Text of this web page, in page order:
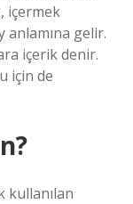
içermek
anlamına gelir.
içerik denir.
için de
kullanılan